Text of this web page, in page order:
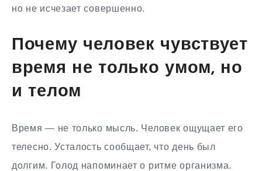
но не исчезает совершенно.
Почему человек чувствует
время не только умом, но
и телом
Время — не только мысль. Человек ощущает его
телесно. Усталость сообщает, что день был
долгим. Голод напоминает о ритме организма.